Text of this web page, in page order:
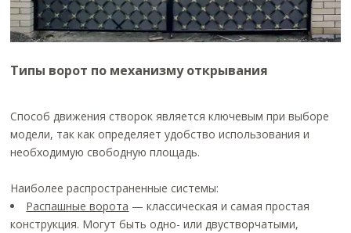
Типы ворот по механизму открывания
Способ движения створок является ключевым при выборе
модели, так как определяет удобство использования и
необходимую свободную площадь.
Наиболее распространенные системы:
Распашные ворота — классическая и самая простая
конструкция. Могут быть одно- или двустворчатыми,